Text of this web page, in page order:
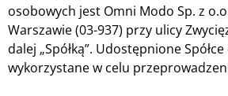
osobowych jest Omni Modo Sp. z
Warszawie (03-937) przy ulicy
dalej „Spółką”. Udostępnione
wykorzystane w celu